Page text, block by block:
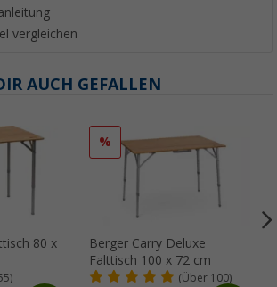
vergleichen
AUCH GEFALLEN
80 x
%
Berger Carry Deluxe
Falttisch 100 x 72 cm
(Über 100)